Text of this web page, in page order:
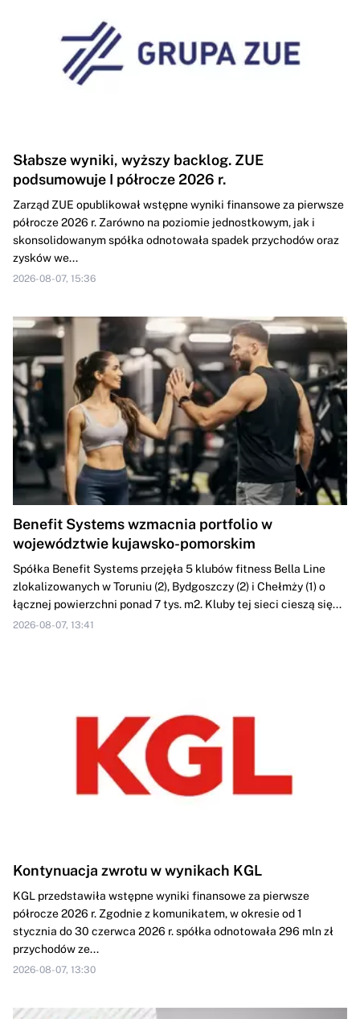
Słabsze wyniki, wyższy backlog. ZUE
podsumowuje I półrocze 2026 r.
Zarząd ZUE opublikował wstępne wyniki finansowe za pierwsze
półrocze 2026 r. Zarówno na poziomie jednostkowym, jak i
skonsolidowanym spółka odnotowała spadek przychodów oraz
zysków we...
2026-08-07, 15:36
Benefit Systems wzmacnia portfolio w
województwie kujawsko-pomorskim
Spółka Benefit Systems przejęła 5 klubów fitness Bella Line
zlokalizowanych w Toruniu (2), Bydgoszczy (2) i Chełmży (1) o
łącznej powierzchni ponad 7 tys. m2. Kluby tej sieci cieszą się...
2026-08-07, 13:41
Kontynuacja zwrotu w wynikach KGL
KGL przedstawiła wstępne wyniki finansowe za pierwsze
półrocze 2026 r. Zgodnie z komunikatem, w okresie od 1
stycznia do 30 czerwca 2026 r. spółka odnotowała 296 mln zł
przychodów ze...
2026-08-07, 13:30